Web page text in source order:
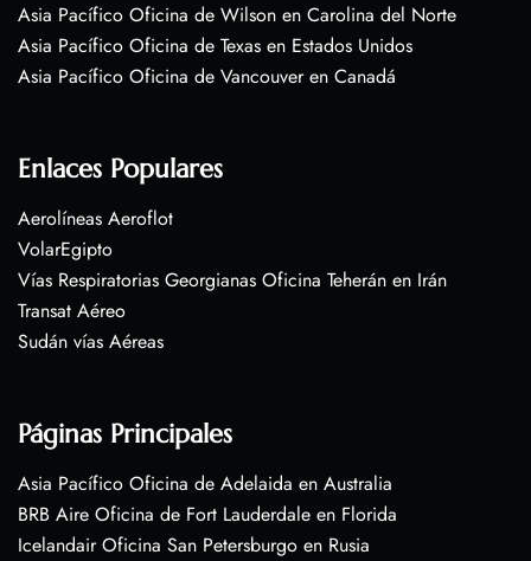
Asia Pacífico Oficina de Wilson en Carolina del Norte
Asia Pacífico Oficina de Texas en Estados Unidos
Asia Pacífico Oficina de Vancouver en Canadá
Enlaces Populares
Aerolíneas Aeroflot
VolarEgipto
Vías Respiratorias Georgianas Oficina Teherán en Irán
Transat Aéreo
Sudán vías Aéreas
Páginas Principales
Asia Pacífico Oficina de Adelaida en Australia
BRB Aire Oficina de Fort Lauderdale en Florida
Icelandair Oficina San Petersburgo en Rusia